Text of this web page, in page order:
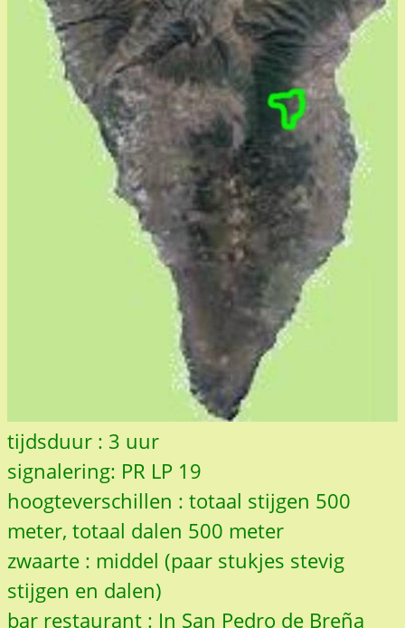
tijdsduur : 3 uur
signalering: PR LP 19
hoogteverschillen : totaal stijgen 500
meter, totaal dalen 500 meter
zwaarte : middel (paar stukjes stevig
stijgen en dalen)
bar restaurant : In San Pedro de Breña